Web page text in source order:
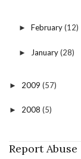
► February(12)
► January(28)
► 2009 (57)
► 2008 (5)
Report Abuse